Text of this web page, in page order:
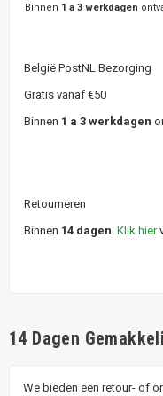
Binnen 1 a 3 werkdagen
België PostNL
Gratis vanaf €50
Binnen 1 a 3 werkdagen
Retourneren
Binnen 14 dagen Klik hier
14 Dagen
We bieden een retour- of